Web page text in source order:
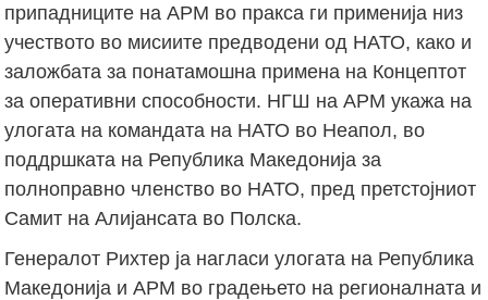
припадниците на АРМ во пракса ги применија низ
учеството во мисиите предводени од НАТО, како и
заложбата за понатамошна примена на Концептот
за оперативни способности. НГШ на АРМ укажа на
улогата на командата на НАТО во Неапол, во
поддршката на Република Македонија за
полноправно членство во НАТО, пред претстојниот
Самит на Алијансата во Полска.
Генералот Рихтер ја нагласи улогата на Република
Македонија и АРМ во градењето на регионалната и